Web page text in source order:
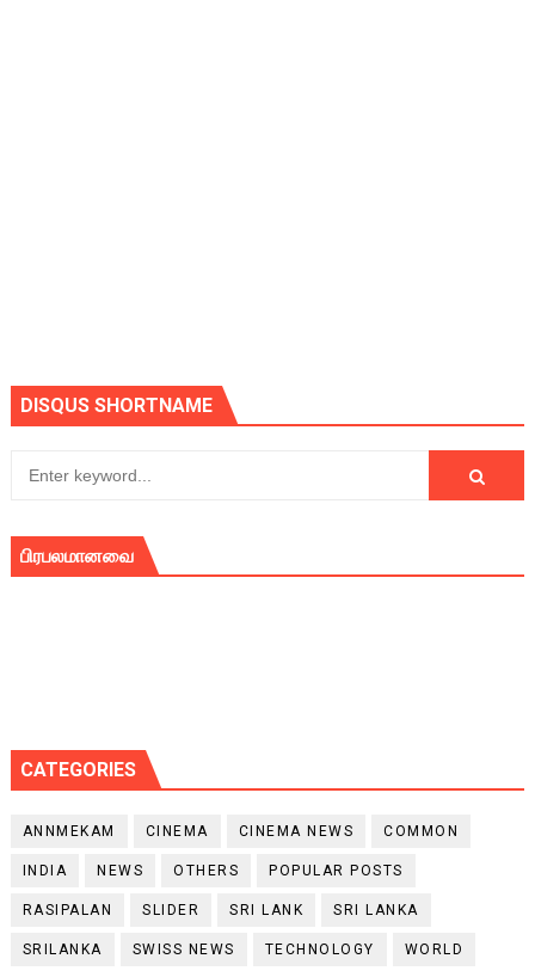
DISQUS SHORTNAME
பிரபலமானவை
CATEGORIES
ANNMEKAM CINEMA CINEMA NEWS COMMON
INDIA NEWS OTHERS POPULAR POSTS
RASIPALAN SLIDER SRI LANK SRI LANKA
SRILANKA SWISS NEWS TECHNOLOGY WORLD